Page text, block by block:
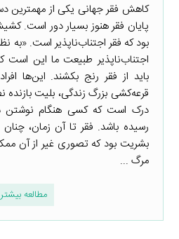
کاهش فقر جهانی یکی از مهمترین
پایان فقر هنوز بسیار دور است.
بود که فقر اجتناب‌ناپذیر است. «به
اجتناب‌‌ناپذیر طبیعت ما این است
باید از فقر رنج بکشند. این‌ها
قرعه‌کشی بزرگ زندگی، بلیت
رسیده باشد. فقر تا آن زمان،
بشریت بود که تصوری غیر از آن
مرگ ...
مطالعه بیشتر